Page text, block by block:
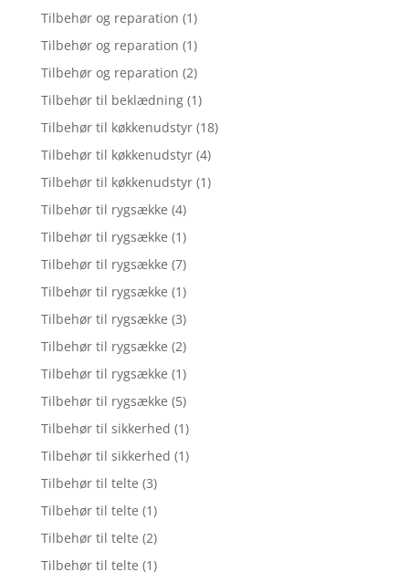
Tilbehør og reparation (1)
Tilbehør og reparation (1)
Tilbehør og reparation (2)
Tilbehør til beklædning (1)
Tilbehør til køkkenudstyr (18)
Tilbehør til køkkenudstyr (4)
Tilbehør til køkkenudstyr (1)
Tilbehør til rygsække (4)
Tilbehør til rygsække (1)
Tilbehør til rygsække (7)
Tilbehør til rygsække (1)
Tilbehør til rygsække (3)
Tilbehør til rygsække (2)
Tilbehør til rygsække (1)
Tilbehør til rygsække (5)
Tilbehør til sikkerhed (1)
Tilbehør til sikkerhed (1)
Tilbehør til telte (3)
Tilbehør til telte (1)
Tilbehør til telte (2)
Tilbehør til telte (1)